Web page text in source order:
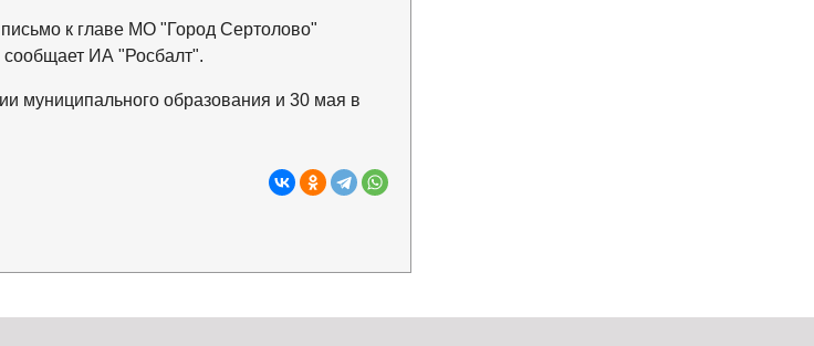
к главе МО "Город Сертолово"
ИА "Росбалт".
муниципального образования и 30 мая в